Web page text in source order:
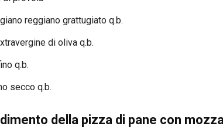
reggiano grattugiato q.b.
di oliva q.b.
q.b.
secco q.b.
della pizza di pane con